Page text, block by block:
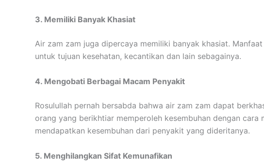
3. Memiliki Banyak Khasiat
Air zam zam juga dipercaya memiliki banyak khasiat.
untuk tujuan kesehatan, kecantikan dan lain sebagainya.
4. Mengobati Berbagai Macam Penyakit
Rosulullah pernah bersabda bahwa air zam zam dapat
orang yang berikhtiar memperoleh kesembuhan dengan
mendapatkan kesembuhan dari penyakit yang dideritanya.
5. Menghilangkan Sifat Kemunafikan